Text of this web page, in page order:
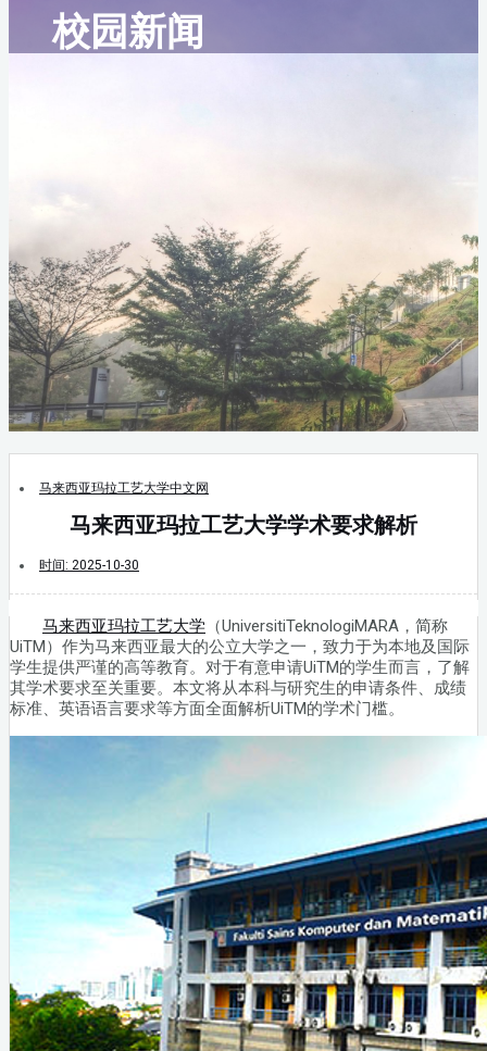
校园新闻
马来西亚玛拉工艺大学中文网
马来西亚玛拉工艺大学学术要求解析
时间: 2025-10-30
马来西亚玛拉工艺大学 （UniversitiTeknologiMARA，简称
UiTM）作为马来西亚最大的公立大学之一，致力于为本地及国际
学生提供严谨的高等教育。对于有意申请UiTM的学生而言，了解
其学术要求至关重要。本文将从本科与研究生的申请条件、成绩
标准、英语语言要求等方面全面解析UiTM的学术门槛。